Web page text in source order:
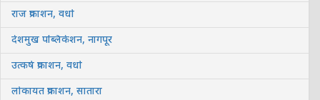
राज प्रकाशन, वर्धा
देशमुख पब्लिकेशन, नागपूर
उत्कर्ष प्रकाशन, वर्धा
लोकायत प्रकाशन, सातारा